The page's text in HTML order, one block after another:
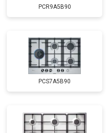
PCR9A5B90
PCS7A5B90